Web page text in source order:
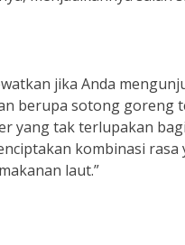
jika Anda
berupa sotong goreng
yang tak terlupakan
kombinasi
laut.”